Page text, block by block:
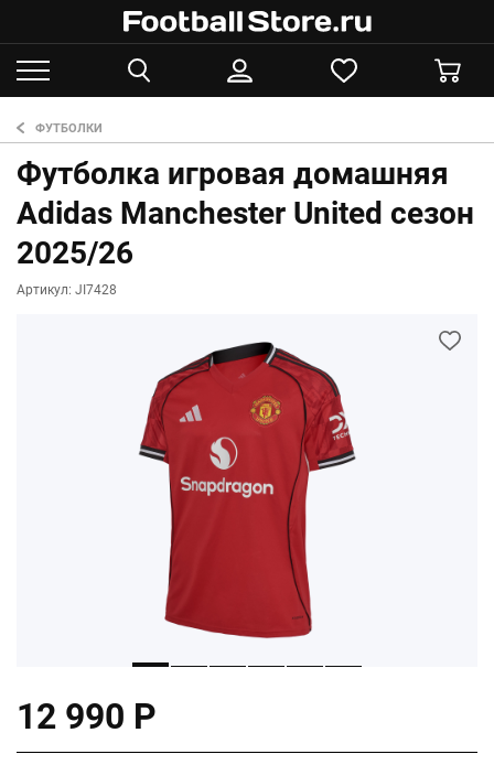
ФУТБОЛКИ
Футболка игровая домашняя
Adidas Manchester United сезон
2025/26
Артикул: JI7428
12 990 Р